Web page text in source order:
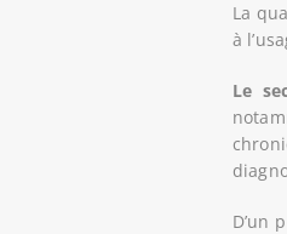
La
à
Le
D’un